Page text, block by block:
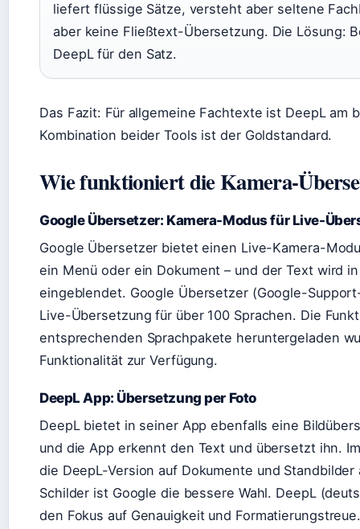
liefert flüssige Sätze, versteht aber seltene
aber keine Fließtext-Übersetzung. Die Lösung:
DeepL für den Satz.
Das Fazit: Für allgemeine Fachtexte ist DeepL
Kombination beider Tools ist der Goldstandard.
Wie funktioniert die Kamera-
Google Übersetzer: Kamera-Modus für Live-
Google Übersetzer bietet einen Live-Kamera-
ein Menü oder ein Dokument – und der Text wird
eingeblendet. Google Übersetzer (Google-
Live-Übersetzung für über 100 Sprachen. Die
entsprechenden Sprachpakete heruntergeladen
Funktionalität zur Verfügung.
DeepL App: Übersetzung per Foto
DeepL bietet in seiner App ebenfalls eine
und die App erkennt den Text und übersetzt ihn.
die DeepL-Version auf Dokumente und
Schilder ist Google die bessere Wahl. DeepL
den Fokus auf Genauigkeit und